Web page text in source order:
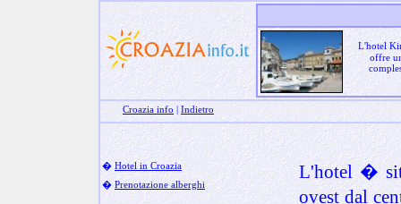
L'hotel
offre
Croazia info |Indietro
�Hotel in Croazia
�Prenotazione alberghi
L'hotel �
ovest dal